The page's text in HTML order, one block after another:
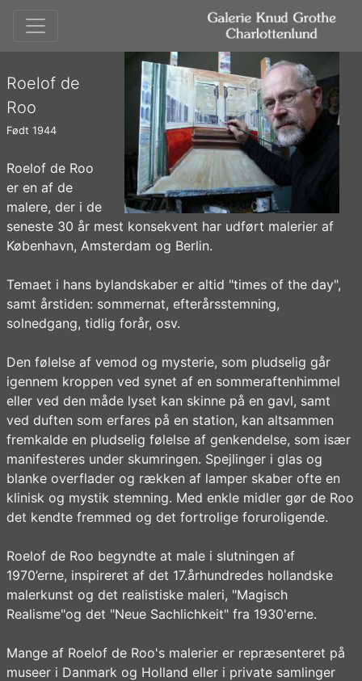
Roelof de
Roo
Født 1944
Roelof de Roo
er en af de
malere, der i de
seneste 30 år mest konsekvent har udført malerier af
København, Amsterdam og Berlin.
Temaet i hans bylandskaber er altid "times of the day",
samt årstiden: sommernat, efterårsstemning,
solnedgang, tidlig forår, osv.
Den følelse af vemod og mysterie, som pludselig går
igennem kroppen ved synet af en sommeraftenhimmel
eller ved den måde lyset kan skinne på en gavl, samt
ved duften som erfares på en station, kan altsammen
fremkalde en pludselig følelse af genkendelse, som især
manifesteres under skumringen. Spejlinger i glas og
blanke overflader og rækken af lamper skaber ofte en
klinisk og mystik stemning. Med enkle midler gør de Roo
det kendte fremmed og det fortrolige foruroligende.
Roelof de Roo begyndte at male i slutningen af
1970’erne, inspireret af det 17.århundredes hollandske
malerkunst og det realistiske maleri, "Magisch
Realisme"og det "Neue Sachlichkeit" fra 1930'erne.
Mange af Roelof de Roo's malerier er repræsenteret på
museer i Danmark og Holland eller i private samlinger